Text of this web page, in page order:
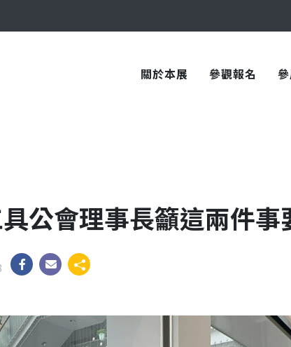
關於本展 參觀報名
公會理事長籲這兩件事